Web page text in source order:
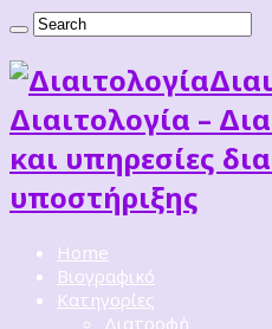
Διαιτολογία –
και υπηρεσίες
υποστήριξης
Home
Βιογραφικό
Κατηγορίες
Διατροφή